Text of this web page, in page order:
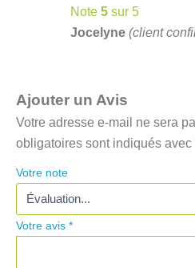
Note 5 sur 5
Jocelyne (client
Ajouter un Avis
Votre adresse e-mail ne sera
obligatoires sont indiqués avec
Votre note
Votre avis *